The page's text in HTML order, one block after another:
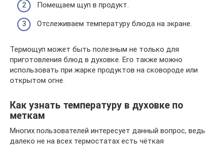
Помещаем щуп в продукт.
Отслеживаем температуру блюда на экране.
Термощуп может быть полезным не только для
приготовления блюд в духовке. Его также можно
использовать при жарке продуктов на сковороде или
открытом огне.
Как узнать температуру в духовке по
меткам
Многих пользователей интересует данный вопрос, ведь
далеко не на всех термостатах есть чёткая